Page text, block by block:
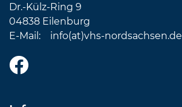
Dr.-Külz-Ring 9
04838 Eilenburg
E-Mail: info(at)vhs-nordsachsen.de